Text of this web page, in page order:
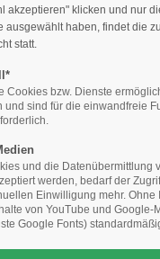
/ 365days
for our customers
- 5:00pm(GMT +1)
nicht angezeigt.
dieDatenschutz-
"externe Medien"
akzeptieren" klicken und nur
ausgewählt haben, findet die
statt.
Cookies bzw. Dienste
und sind für die einwandfreie
und die Datenübermittlung
werden, bedarf der
Einwilligung mehr. Ohne
von YouTube und Google-
Google Fonts)